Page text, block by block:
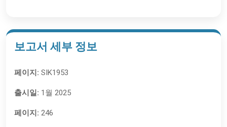
보고서 세부 정보
페이지: SIK1953
출시일: 1월 2025
페이지: 246